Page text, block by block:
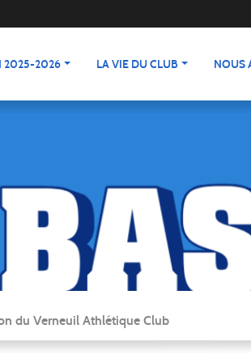
2025-2026 LA VIE DU CLUB NOUS
du Verneuil Athlétique Club